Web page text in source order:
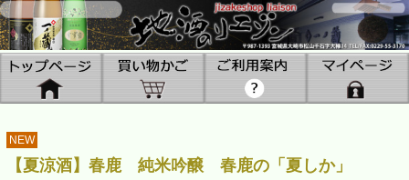
NEW
【夏涼酒】春鹿 純米吟醸 春鹿の「夏しか」